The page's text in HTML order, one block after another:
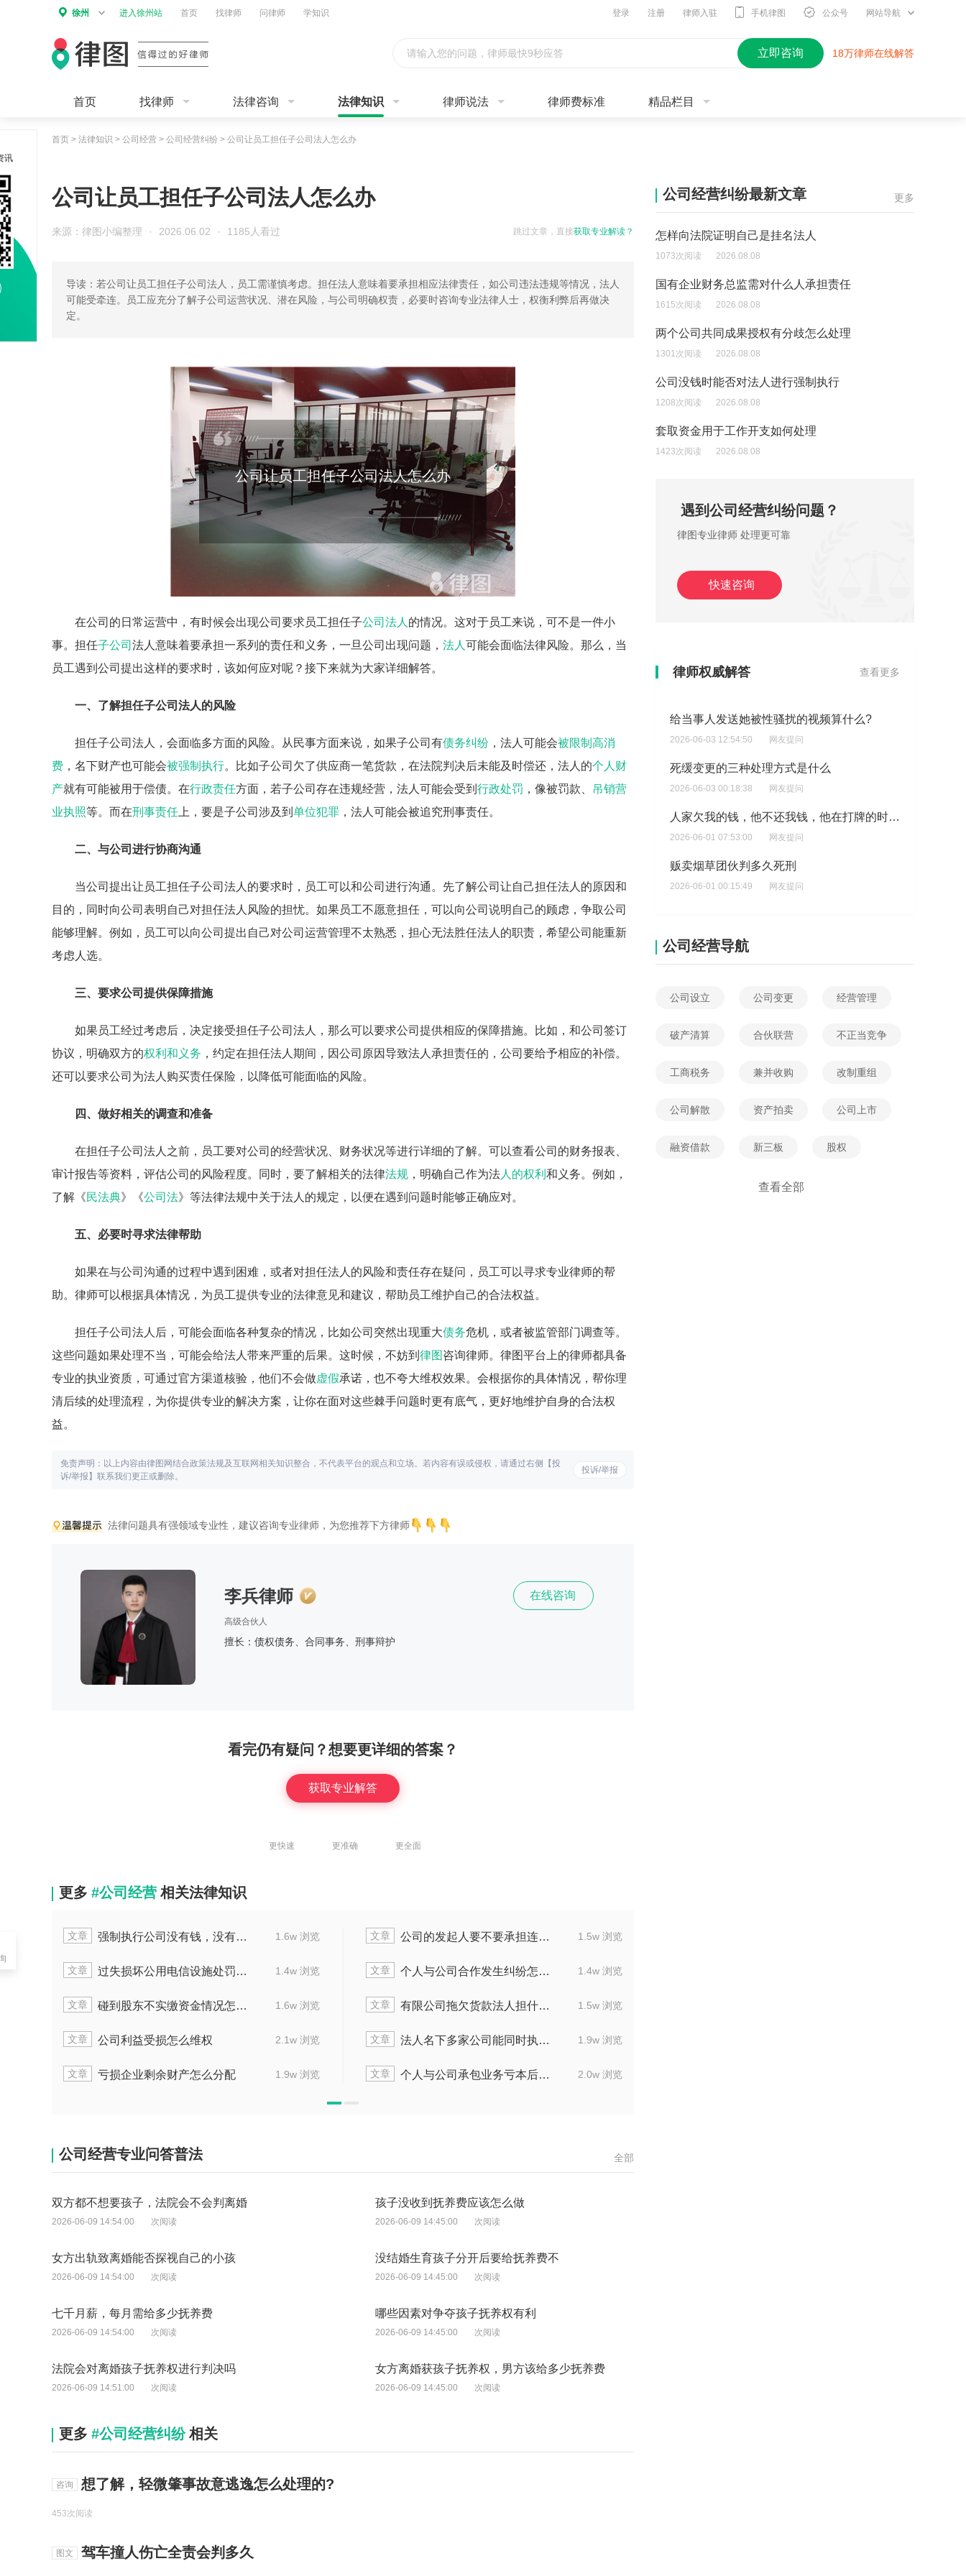
徐州 进入徐州站 首页 找律师 问律师 学知识 登录 注册 律师入驻 手机律图 公众号 网站导航
请输入您的问题，律师最快9秒应答 立即咨询 18万律师在线解答
首页 找律师 法律咨询 法律知识 律师说法 律师费标准 精品栏目
首页 > 法律知识 > 公司经营 > 公司经营纠纷 > 公司让员工担任子公司法人怎么办
公司让员工担任子公司法人怎么办
跳过文章，直接获取专业解读？
来源：律图小编整理 · 2026.06.02 · 1185人看过
导读：若公司让员工担任子公司法人，员工需谨慎考虑。担任法人意味着要承担相应法律责任，如公司违法违规等情况，法人
可能受牵连。员工应充分了解子公司运营状况、潜在风险，与公司明确权责，必要时咨询专业法律人士，权衡利弊后再做决
定。
公司让员工担任子公司法人怎么办
在公司的日常运营中，有时候会出现公司要求员工担任子公司法人 的情况。这对于员工来说，可不是一件小
事。担任子公司 法人意味着要承担一系列的责任和义务，一旦公司出现问题， 法人 可能会面临法律风险。那么，当
员工遇到公司提出这样的要求时，该如何应对呢？接下来就为大家详细解答。
一、了解担任子公司法人的风险
担任子公司法人，会面临多方面的风险。从民事方面来说，如果子公司有债务纠纷 ，法人可能会被限制高消
费 ，名下财产也可能会被强制执行。比如子公司欠了供应商一笔货款，在法院判决后未能及时偿还，法人的个人财
产就有可能被用于偿债。在行政责任方面，若子公司存在违规经营，法人可能会受到 行政处罚 ，像被罚款、 吊销营
业执照等。而在刑事责任 上，要是子公司涉及到 单位犯罪 ，法人可能会被追究刑事责任。
二、与公司进行协商沟通
当公司提出让员工担任子公司法人的要求时，员工可以和公司进行沟通。先了解公司让自己担任法人的原因和
目的，同时向公司表明自己对担任法人风险的担忧。如果员工不愿意担任，可以向公司说明自己的顾虑，争取公司
能够理解。例如，员工可以向公司提出自己对公司运营管理不太熟悉，担心无法胜任法人的职责，希望公司能重新
考虑人选。
三、要求公司提供保障措施
如果员工经过考虑后，决定接受担任子公司法人，那么可以要求公司提供相应的保障措施。比如，和公司签订
协议，明确双方的权利和义务 ，约定在担任法人期间，因公司原因导致法人承担责任的，公司要给予相应的补偿。
还可以要求公司为法人购买责任保险，以降低可能面临的风险。
四、做好相关的调查和准备
在担任子公司法人之前，员工要对公司的经营状况、财务状况等进行详细的了解。可以查看公司的财务报表、
审计报告等资料，评估公司的风险程度。同时，要了解相关的法律法规 ，明确自己作为法人的权利 和义务。例如，
了解《民法典》《公司法》等法律法规中关于法人的规定，以便在遇到问题时能够正确应对。
五、必要时寻求法律帮助
如果在与公司沟通的过程中遇到困难，或者对担任法人的风险和责任存在疑问，员工可以寻求专业律师的帮
助。律师可以根据具体情况，为员工提供专业的法律意见和建议，帮助员工维护自己的合法权益。
担任子公司法人后，可能会面临各种复杂的情况，比如公司突然出现重大债务危机，或者被监管部门调查等。
这些问题如果处理不当，可能会给法人带来严重的后果。这时候，不妨到 律图 咨询律师。律图平台上的律师都具备
专业的执业资质，可通过官方渠道核验，他们不会做虚假承诺，也不夸大维权效果。会根据你的具体情况，帮你理
清后续的处理流程，为你提供专业的解决方案，让你在面对这些棘手问题时更有底气，更好地维护自身的合法权
益。
投诉/举报
免责声明：以上内容由律图网结合政策法规及互联网相关知识整合，不代表平台的观点和立场。若内容有误或侵权，请通过右侧【投
诉/举报】联系我们更正或删除。
法律问题具有强领域专业性，建议咨询专业律师，为您推荐下方律师
李兵律师
高级合伙人
擅长：债权债务、合同事务、刑事辩护
在线咨询
看完仍有疑问？想要更详细的答案？
获取专业解答
更快速 更准确 更全面
更多 #公司经营 相关法律知识
1.6w 浏览
文章 强制执行公司没有钱，没有财产怎么办 1.5w 浏览
文章 公司的发起人要不要承担连带责任
1.4w 浏览
文章 过失损坏公用电信设施处罚标准多少 1.4w 浏览
文章 个人与公司合作发生纠纷怎么办
1.6w 浏览
文章 碰到股东不实缴资金情况怎么处理 1.5w 浏览
文章 有限公司拖欠货款法人担什么责
2.1w 浏览
文章 公司利益受损怎么维权 1.9w 浏览
文章 法人名下多家公司能同时执行不
1.9w 浏览
文章 亏损企业剩余财产怎么分配 2.0w 浏览
文章 个人与公司承包业务亏本后该如何做
公司经营专业问答普法 全部
双方都不想要孩子，法院会不会判离婚
2026-06-09 14:54:00 次阅读
女方出轨致离婚能否探视自己的小孩
2026-06-09 14:54:00 次阅读
七千月薪，每月需给多少抚养费
2026-06-09 14:54:00 次阅读
法院会对离婚孩子抚养权进行判决吗
2026-06-09 14:51:00 次阅读
孩子没收到抚养费应该怎么做
2026-06-09 14:45:00 次阅读
没结婚生育孩子分开后要给抚养费不
2026-06-09 14:45:00 次阅读
哪些因素对争夺孩子抚养权有利
2026-06-09 14:45:00 次阅读
女方离婚获孩子抚养权，男方该给多少抚养费
2026-06-09 14:45:00 次阅读
更多 #公司经营纠纷 相关
咨询 想了解，轻微肇事故意逃逸怎么处理的?
453次阅读
图文 驾车撞人伤亡全责会判多久
更多
公司经营纠纷最新文章
怎样向法院证明自己是挂名法人
1073次阅读 2026.08.08
国有企业财务总监需对什么人承担责任
1615次阅读 2026.08.08
两个公司共同成果授权有分歧怎么处理
1301次阅读 2026.08.08
公司没钱时能否对法人进行强制执行
1208次阅读 2026.08.08
套取资金用于工作开支如何处理
1423次阅读 2026.08.08
遇到公司经营纠纷问题？
律图专业律师 处理更可靠
快速咨询
律师权威解答 查看更多
被骗了1300块有合同?
给当事人发送她被性骚扰的视频算什么?
死缓变更的三种处理方式是什么
贩卖烟草团伙判多久死刑
我被电信诈骗了还能追回吗？
公司洗钱法人判多久死刑
2026-05-31 05:27:52 网友提问
死缓的变更条件是什么
公司经营导航
公司设立 公司变更 经营管理
破产清算 合伙联营 不正当竞争
工商税务 兼并收购 改制重组
公司解散 资产拍卖 公司上市
融资借款 新三板 股权
加盟维权
查看全部
讯